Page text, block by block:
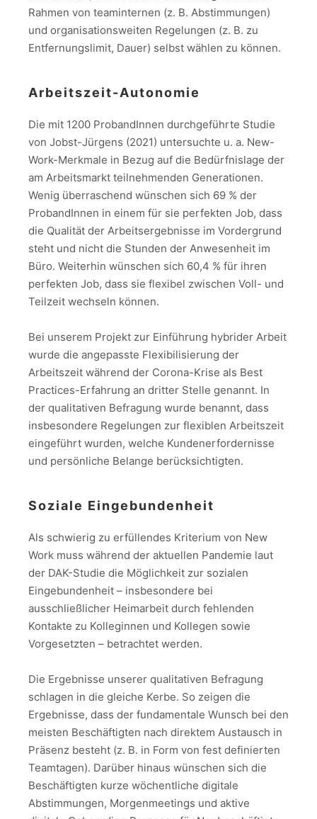
Rahmen von teaminternen (z. B. Abstimmungen)
und organisationsweiten Regelungen (z. B. zu
Entfernungslimit, Dauer) selbst wählen zu können.
Arbeitszeit-Autonomie
Die mit 1200 ProbandInnen durchgeführte Studie
von Jobst-Jürgens (2021) untersuchte u. a. New-
Work-Merkmale in Bezug auf die Bedürfnislage der
am Arbeitsmarkt teilnehmenden Generationen.
Wenig überraschend wünschen sich 69 % der
ProbandInnen in einem für sie perfekten Job, dass
die Qualität der Arbeitsergebnisse im Vordergrund
steht und nicht die Stunden der Anwesenheit im
Büro. Weiterhin wünschen sich 60,4 % für ihren
perfekten Job, dass sie flexibel zwischen Voll- und
Teilzeit wechseln können.
Bei unserem Projekt zur Einführung hybrider Arbeit
wurde die angepasste Flexibilisierung der
Arbeitszeit während der Corona-Krise als Best
Practices-Erfahrung an dritter Stelle genannt. In
der qualitativen Befragung wurde benannt, dass
insbesondere Regelungen zur flexiblen Arbeitszeit
eingeführt wurden, welche Kundenerfordernisse
und persönliche Belange berücksichtigten.
Soziale Eingebundenheit
Als schwierig zu erfüllendes Kriterium von New
Work muss während der aktuellen Pandemie laut
der DAK-Studie die Möglichkeit zur sozialen
Eingebundenheit – insbesondere bei
ausschließlicher Heimarbeit durch fehlenden
Kontakte zu Kolleginnen und Kollegen sowie
Vorgesetzten – betrachtet werden.
Die Ergebnisse unserer qualitativen Befragung
schlagen in die gleiche Kerbe. So zeigen die
Ergebnisse, dass der fundamentale Wunsch bei den
meisten Beschäftigten nach direktem Austausch in
Präsenz besteht (z. B. in Form von fest definierten
Teamtagen). Darüber hinaus wünschen sich die
Beschäftigten kurze wöchentliche digitale
Abstimmungen, Morgenmeetings und aktive